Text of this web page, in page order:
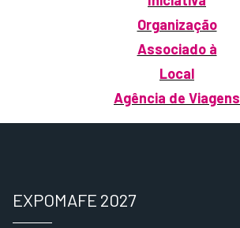
Organização
Associado à
Local
Agência de Viagens
EXPOMAFE 2027